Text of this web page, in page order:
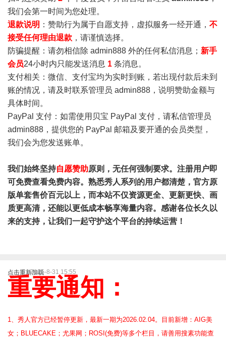
我们会第一时间为您处理。
退款说明 ：赞助行为属于自愿支持，虚拟服务一经开通， 不
接受任何理由退款 ，请谨慎选择。
防骗提醒：请勿相信除 admin888 外的任何私信消息； 新手
会员24小时内只能发送消息 1 条消息。
支付相关：微信、支付宝均为实时到账，若出现付款后未到
账的情况，请及时联系管理员 admin888，说明赞助金额与
具体时间。
PayPal 支付：如需使用贝宝 PayPal 支付，请私信管理员
admin888，提供您的 PayPal 邮箱及要开通的会员类型，
我们会为您发送账单。
我们始终坚持自愿赞助原则，无任何强制要求。注册用户即
可免费查看免费内容。熟悉秀人系列的用户都清楚，官方原
版单套售价百元以上，而本站不仅资源更全、更新更快、画
质更高清，还能以更低成本畅享海量内容。感谢各位长久以
来的支持，让我们一起守护这个平台的持续运营！
点击重新加载2025-8-31 15:55
重要通知：
1、秀人官方已经暂停更新，最新一期为2026.02.04。目前新增：AIG美
女；BLUECAKE；尤果网；ROSI(免费)等多个栏目，请善用搜素功能查